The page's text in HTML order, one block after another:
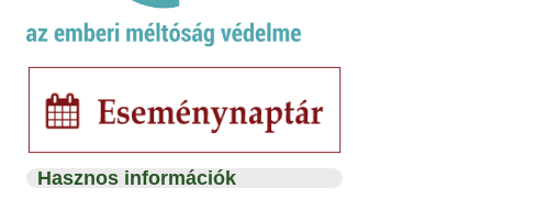
Hasznos információk